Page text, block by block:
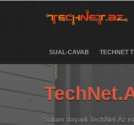
SUAL-CAVAB TECHNET
Salam dəyərli TechNet.Az